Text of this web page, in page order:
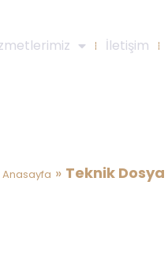
İletişim
Anasayfa » Teknik Dosya